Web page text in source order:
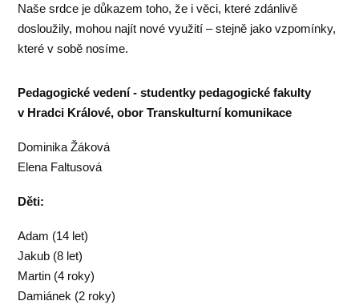
Naše srdce je důkazem toho, že i věci, které zdánlivě
dosloužily, mohou najít nové využití – stejně jako vzpomínky,
které v sobě nosíme.
Pedagogické vedení - studentky pedagogické fakulty
v Hradci Králové, obor Transkulturní komunikace
Dominika Žáková
Elena Faltusová
Děti:
Adam (14 let)
Jakub (8 let)
Martin (4 roky)
Damiánek (2 roky)